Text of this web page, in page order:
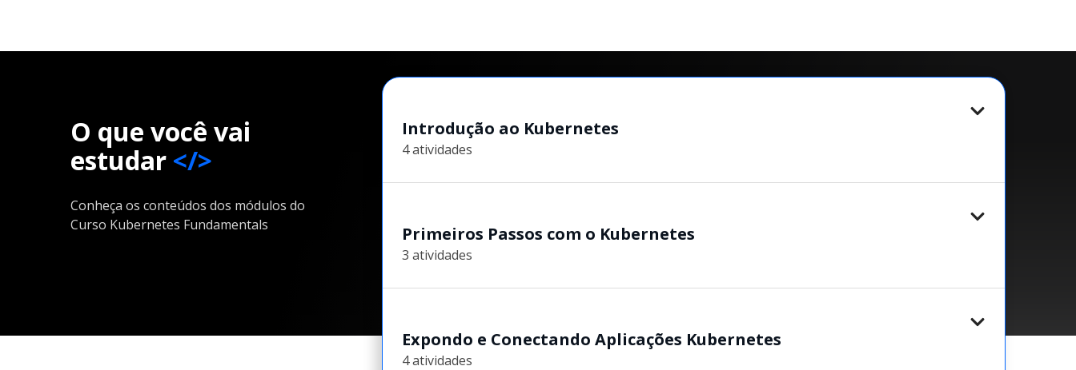
O que você vai
estudar </>
Conheça os conteúdos dos módulos do
Curso Kubernetes Fundamentals
Introdução ao Kubernetes
4 atividades
Primeiros Passos com o Kubernetes
3 atividades
Expondo e Conectando Aplicações Kubernetes
4 atividades